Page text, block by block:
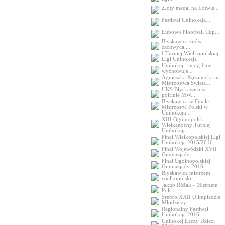
Złoty medal na Łotwie...
Festiwal Unihokeja...
Łubowo Floorball Cup...
Błyskawica znów
zachwyca....
I Turniej Wielkopolskiej
Ligi Unihokeja
Unihokej - uczy, bawi i
wychowuje...
Agnieszka Kozanecka na
Mistrzostwa Świata...
UKS Błyskawica w
półfinle MW...
Błyskawica w Finale
Mistrzostw Polski w
Unihokeju...
XIII Ogólnopolski
Wielkanocny Turniej
Unihokeja...
Finał Wielkopolskiej Ligi
Unihokeja 2015/2016...
Finał Wojewódzki XVII
Gimnazjady...
Finał Ogólnopolskiej
Gimnazjady 2016...
Błyskawica mistrzem
wielkopolski
Jakub Różak - Mistrzem
Polski...
Srebro XXII Olimpiadzie
Młodzieży...
Regionalny Festiwal
Unihokeja 2016
Unihokej Łączy Dzieci